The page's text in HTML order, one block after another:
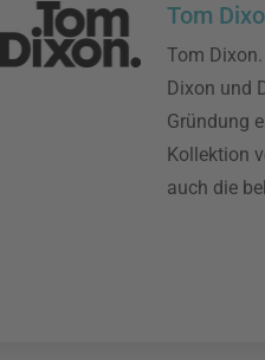
Tom
Tom
Dixon und
Gründung
Kollektion
auch die